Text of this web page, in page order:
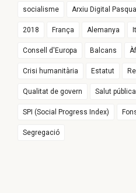
socialisme Arxiu Digital
2018 França Alemanya
Consell d'Europa Balcans
Crisi humanitària Estatut
Qualitat de govern Salut pública
SPI (Social Progress Index)
Segregació